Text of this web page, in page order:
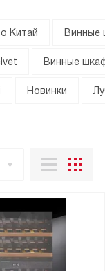
Китай Винные
Винные
Новинки